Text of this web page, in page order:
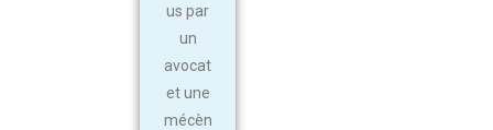
us par
un
avocat
et une
mécèn